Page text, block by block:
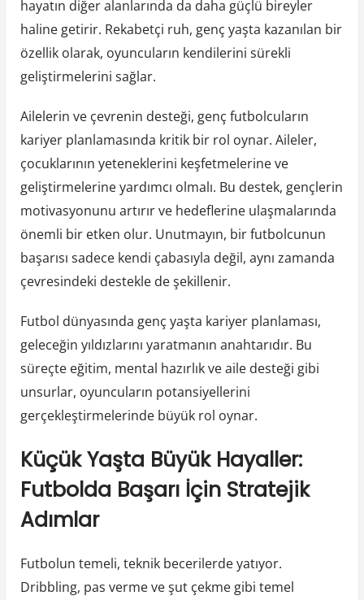
hayatın diğer alanlarında da daha güçlü bireyler
haline getirir. Rekabetçi ruh, genç yaşta kazanılan bir
özellik olarak, oyuncuların kendilerini sürekli
geliştirmelerini sağlar.
Ailelerin ve çevrenin desteği, genç futbolcuların
kariyer planlamasında kritik bir rol oynar. Aileler,
çocuklarının yeteneklerini keşfetmelerine ve
geliştirmelerine yardımcı olmalı. Bu destek, gençlerin
motivasyonunu artırır ve hedeflerine ulaşmalarında
önemli bir etken olur. Unutmayın, bir futbolcunun
başarısı sadece kendi çabasıyla değil, aynı zamanda
çevresindeki destekle de şekillenir.
Futbol dünyasında genç yaşta kariyer planlaması,
geleceğin yıldızlarını yaratmanın anahtarıdır. Bu
süreçte eğitim, mental hazırlık ve aile desteği gibi
unsurlar, oyuncuların potansiyellerini
gerçekleştirmelerinde büyük rol oynar.
Küçük Yaşta Büyük Hayaller:
Futbolda Başarı İçin Stratejik
Adımlar
Futbolun temeli, teknik becerilerde yatıyor.
Dribbling, pas verme ve şut çekme gibi temel